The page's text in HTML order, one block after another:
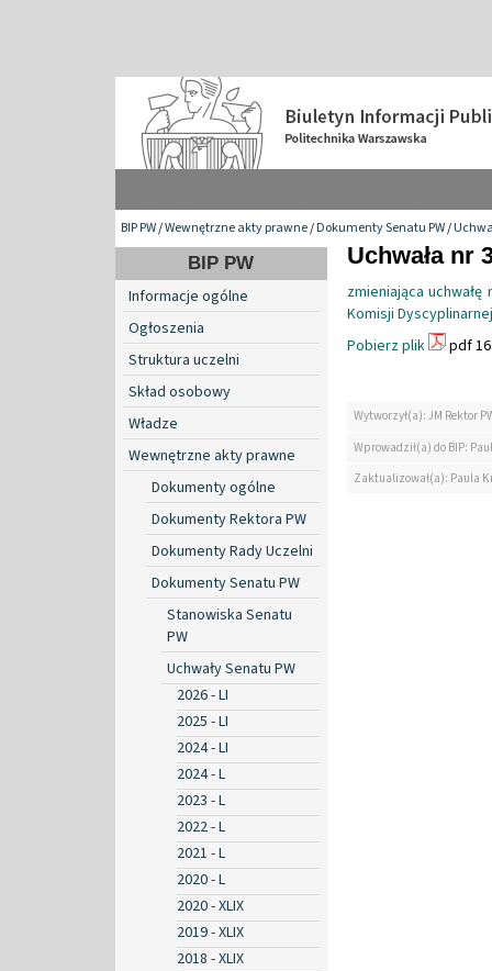
BIP PW/Wewnętrzne akty prawne/Dokumenty Senatu PW/
BIP PW
Informacje ogólne
Ogłoszenia
Struktura uczelni
Skład osobowy
Władze
Wewnętrzne akty prawne
Dokumenty ogólne
Dokumenty Rektora PW
Dokumenty Rady Uczelni
Dokumenty Senatu PW
Stanowiska Senatu
PW
Uchwały Senatu PW
2026 - LI
2025 - LI
2024 - LI
2024 - L
2023 - L
2022 - L
2021 - L
2020 - L
2020 - XLIX
2019 - XLIX
2018 - XLIX
Uchwała nr
zmieniająca
Komisji
Pobierz plik
pdf
Wytworzył(a): JM Rektor
Wprowadził(a) do BIP:
Zaktualizował(a): Paula